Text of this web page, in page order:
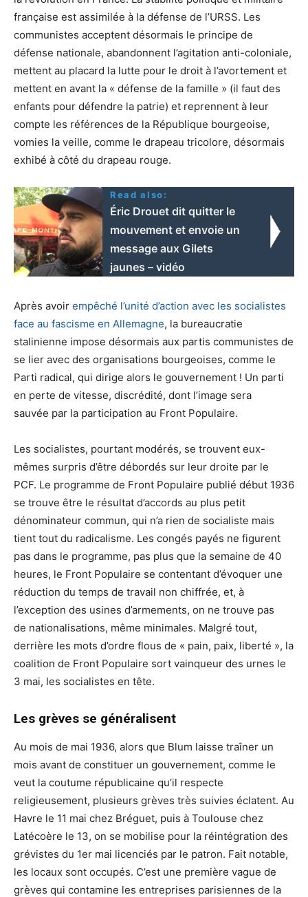
française est assimilée à la défense de l’URSS. Les
communistes acceptent désormais le principe de
défense nationale, abandonnent l’agitation anti-coloniale,
mettent au placard la lutte pour le droit à l’avortement et
mettent en avant la « défense de la famille » (il faut des
enfants pour défendre la patrie) et reprennent à leur
compte les références de la République bourgeoise,
vomies la veille, comme le drapeau tricolore, désormais
exhibé à côté du drapeau rouge.
Read also:
Éric Drouet dit quitter le
mouvement et envoie un
message aux Gilets
jaunes – vidéo
Après avoir empêché l’unité d’action avec les socialistes
face au fascisme en Allemagne, la bureaucratie
stalinienne impose désormais aux partis communistes de
se lier avec des organisations bourgeoises, comme le
Parti radical, qui dirige alors le gouvernement ! Un parti
en perte de vitesse, discrédité, dont l’image sera
sauvée par la participation au Front Populaire.
Les socialistes, pourtant modérés, se trouvent eux-
mêmes surpris d’être débordés sur leur droite par le
PCF. Le programme de Front Populaire publié début 1936
se trouve être le résultat d’accords au plus petit
dénominateur commun, qui n’a rien de socialiste mais
tient tout du radicalisme. Les congés payés ne figurent
pas dans le programme, pas plus que la semaine de 40
heures, le Front Populaire se contentant d’évoquer une
réduction du temps de travail non chiffrée, et, à
l’exception des usines d’armements, on ne trouve pas
de nationalisations, même minimales. Malgré tout,
derrière les mots d’ordre flous de « pain, paix, liberté », la
coalition de Front Populaire sort vainqueur des urnes le
3 mai, les socialistes en tête.
Les grèves se généralisent
Au mois de mai 1936, alors que Blum laisse traîner un
mois avant de constituer un gouvernement, comme le
veut la coutume républicaine qu’il respecte
religieusement, plusieurs grèves très suivies éclatent. Au
Havre le 11 mai chez Bréguet, puis à Toulouse chez
Latécoère le 13, on se mobilise pour la réintégration des
grévistes du 1er mai licenciés par le patron. Fait notable,
les locaux sont occupés. C’est une première vague de
grèves qui contamine les entreprises parisiennes de la